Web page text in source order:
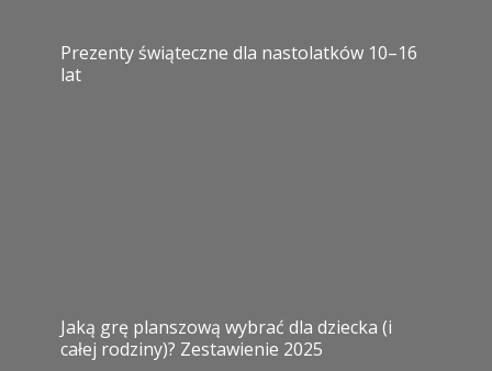
Prezenty świąteczne dla nastolatków 10–16
lat
Jaką grę planszową wybrać dla dziecka (i
całej rodziny)? Zestawienie 2025